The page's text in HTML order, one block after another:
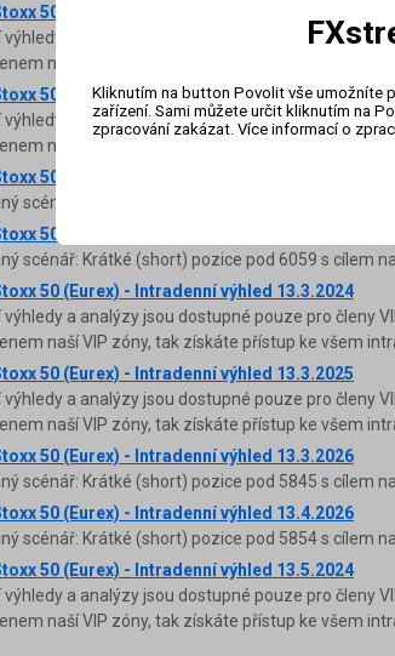
50 (Eurex) - Intradenní výhled 1.3.2024
výhledy a analýzy jsou dostupné pouze pro členy
naší VIP zóny, tak získáte přístup ke všem
50 (Eurex) - Intradenní výhled 13.2.2024
výhledy a analýzy jsou dostupné pouze pro členy
naší VIP zóny, tak získáte přístup ke všem
50 (Eurex) - Intradenní výhled 13.2.2025
scénář: Dlouhé (long) pozice nad 5452 s cílem
50 (Eurex) - Intradenní výhled 13.2.2026
scénář: Krátké (short) pozice pod 6059 s cílem
50 (Eurex) - Intradenní výhled 13.3.2024
výhledy a analýzy jsou dostupné pouze pro členy
naší VIP zóny, tak získáte přístup ke všem
50 (Eurex) - Intradenní výhled 13.3.2025
výhledy a analýzy jsou dostupné pouze pro členy
naší VIP zóny, tak získáte přístup ke všem
50 (Eurex) - Intradenní výhled 13.3.2026
scénář: Krátké (short) pozice pod 5845 s cílem
50 (Eurex) - Intradenní výhled 13.4.2026
scénář: Krátké (short) pozice pod 5854 s cílem
50 (Eurex) - Intradenní výhled 13.5.2024
výhledy a analýzy jsou dostupné pouze pro členy
naší VIP zóny, tak získáte přístup ke všem
Kliknutím na button Povolit vše umožníte
zařízení. Sami můžete určit kliknutím na
zpracování zakázat. Více informací o